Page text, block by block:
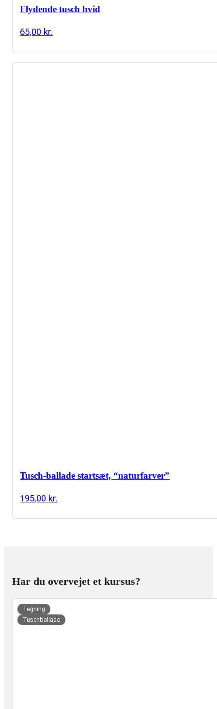
Flydende tusch hvid
65,00 kr.
Tusch-ballade startsæt, “naturfarver”
195,00 kr.
Har du overvejet et kursus?
Tegning
Tuschballade